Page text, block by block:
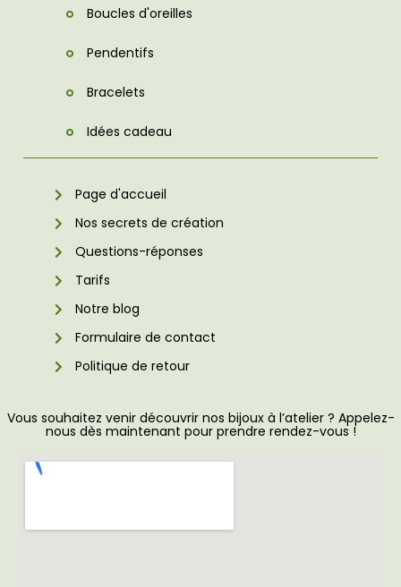
Boucles d'oreilles
Pendentifs
Bracelets
Idées cadeau
Page d'accueil
Nos secrets de création
Questions-réponses
Tarifs
Notre blog
Formulaire de contact
Politique de retour
Vous souhaitez venir découvrir nos bijoux à l’atelier ? Appelez-
nous dès maintenant pour prendre rendez-vous !